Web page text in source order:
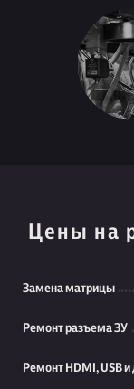
Цены на
Замена матрицы
Ремонт разъема ЗУ
Ремонт HDMI, USB